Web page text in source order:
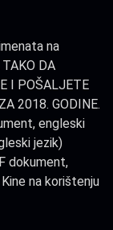
na
DA
I POŠALJETE
2018. GODINE.
engleski
jezik)
dokument,
na korištenju